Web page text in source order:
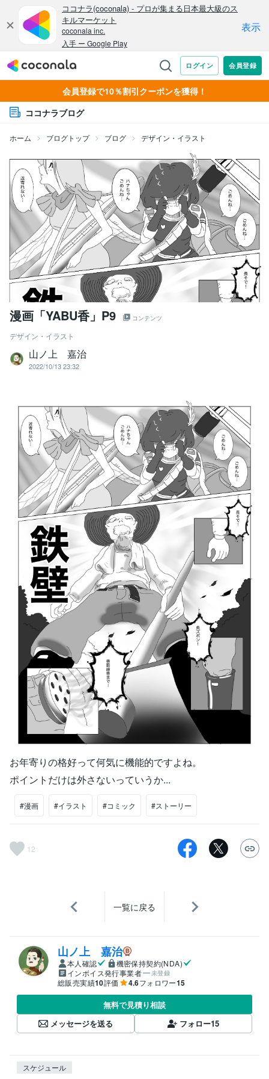
会員登録で10％割引クーポンを獲得！
ココナラブログ
ホーム ブログトップ ブログ デザイン・イラスト
漫画「YABU香」P9 コンテンツ
デザイン・イラスト
山ノ上 嘉治
2022/10/13 23:32
お年寄りの格好って何気に機能的ですよね。
ポイントだけは外さないっていうか...
#漫画 #イラスト #コミック #ストーリー
12
一覧に戻る
山ノ上 嘉治
本人確認
機密保持契約(NDA)
インボイス発行事業者
未登録
総販売実績10評価 4.6フォロワー15
無料で見積り相談
メッセージを送る
フォロー15
スケジュール